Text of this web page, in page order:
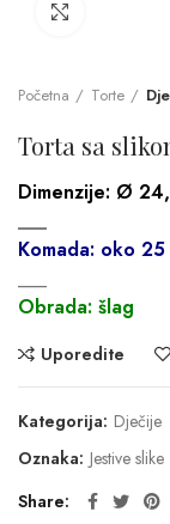
Početna Torte
Torta sa
Dimenzije: Ø
___
Komada: oko 25
Obrada: šlag
Uporedite
Kategorija: Dječije
Oznaka: Jestive slike
Share